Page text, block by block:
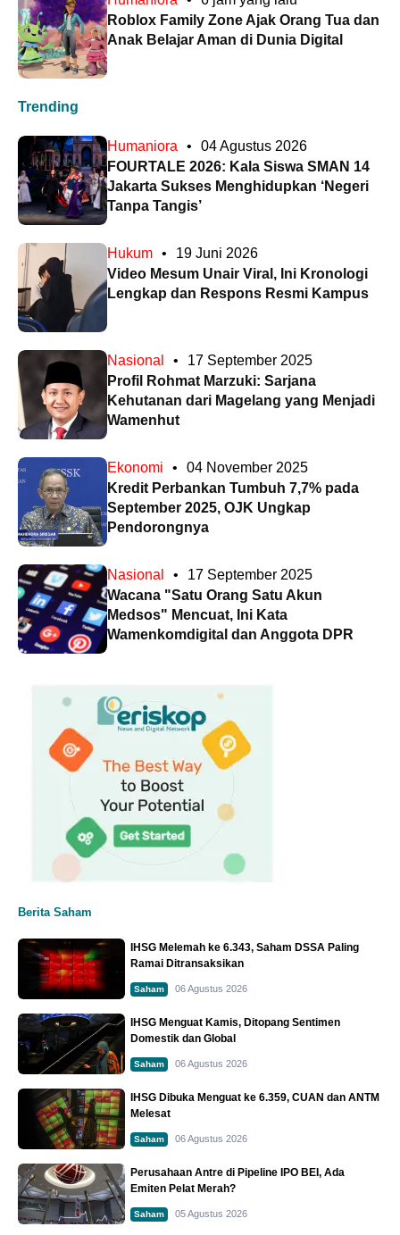
Roblox Family Zone Ajak Orang Tua dan
Anak Belajar Aman di Dunia Digital
Trending
Humaniora •
04 Agustus 2026
FOURTALE 2026: Kala Siswa SMAN 14
Jakarta Sukses Menghidupkan ‘Negeri
Tanpa Tangis’
Hukum •
19 Juni 2026
Video Mesum Unair Viral, Ini Kronologi
Lengkap dan Respons Resmi Kampus
Nasional •
17 September 2025
Profil Rohmat Marzuki: Sarjana
Kehutanan dari Magelang yang Menjadi
Wamenhut
Ekonomi •
04 November 2025
Kredit Perbankan Tumbuh 7,7% pada
September 2025, OJK Ungkap
Pendorongnya
Nasional •
17 September 2025
Wacana "Satu Orang Satu Akun
Medsos" Mencuat, Ini Kata
Wamenkomdigital dan Anggota DPR
Berita Saham
IHSG Melemah ke 6.343, Saham DSSA Paling
Ramai Ditransaksikan
Saham 06 Agustus 2026
IHSG Menguat Kamis, Ditopang Sentimen
Domestik dan Global
Saham 06 Agustus 2026
IHSG Dibuka Menguat ke 6.359, CUAN dan ANTM
Melesat
Saham 06 Agustus 2026
Perusahaan Antre di Pipeline IPO BEI, Ada
Emiten Pelat Merah?
Saham 05 Agustus 2026